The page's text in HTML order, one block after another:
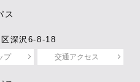
ス
深沢6-8-18
プ 交通アクセス